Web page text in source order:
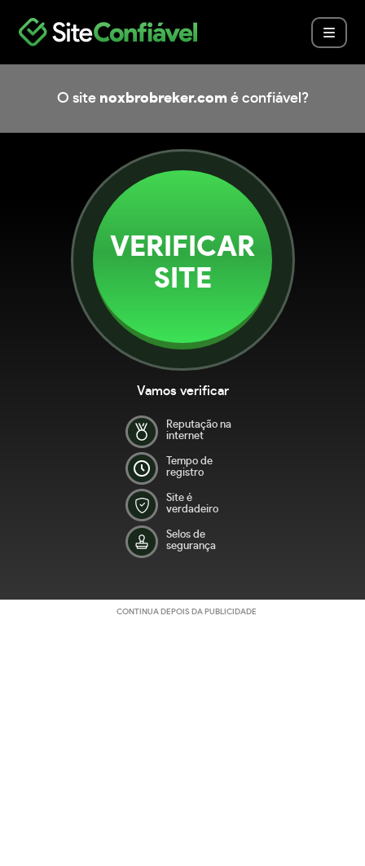
O site noxbrobreker.com é confiável?
VERIFICAR
SITE
Vamos verificar
Reputação na
internet
Tempo de
registro
Site é
verdadeiro
Selos de
segurança
CONTINUA DEPOIS DA PUBLICIDADE